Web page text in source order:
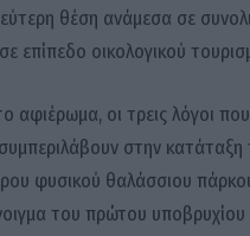
θέση ανάμεσα σε
επίπεδο οικολογικού
αφιέρωμα, οι τρεις λόγοι
στην κατάταξη
φυσικού θαλάσσιου
του πρώτου υποβρυχίου